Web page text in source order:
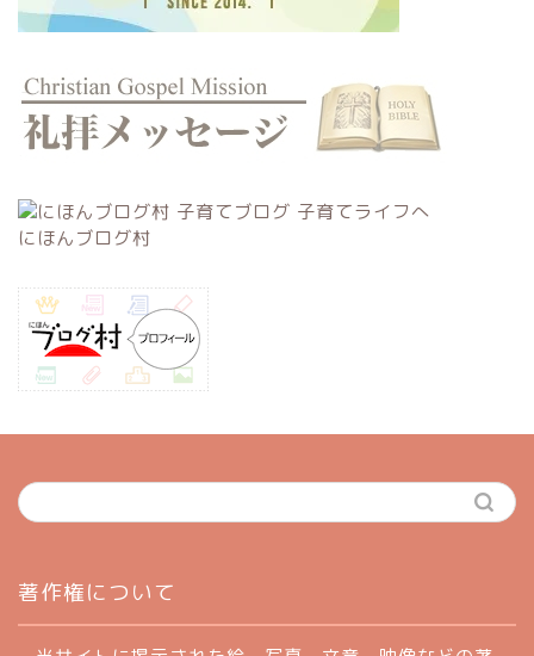
にほんブログ村
著作権について
profile